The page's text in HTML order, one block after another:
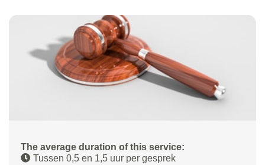
The average duration of this service:
Tussen 0,5 en 1,5 uur per gesprek